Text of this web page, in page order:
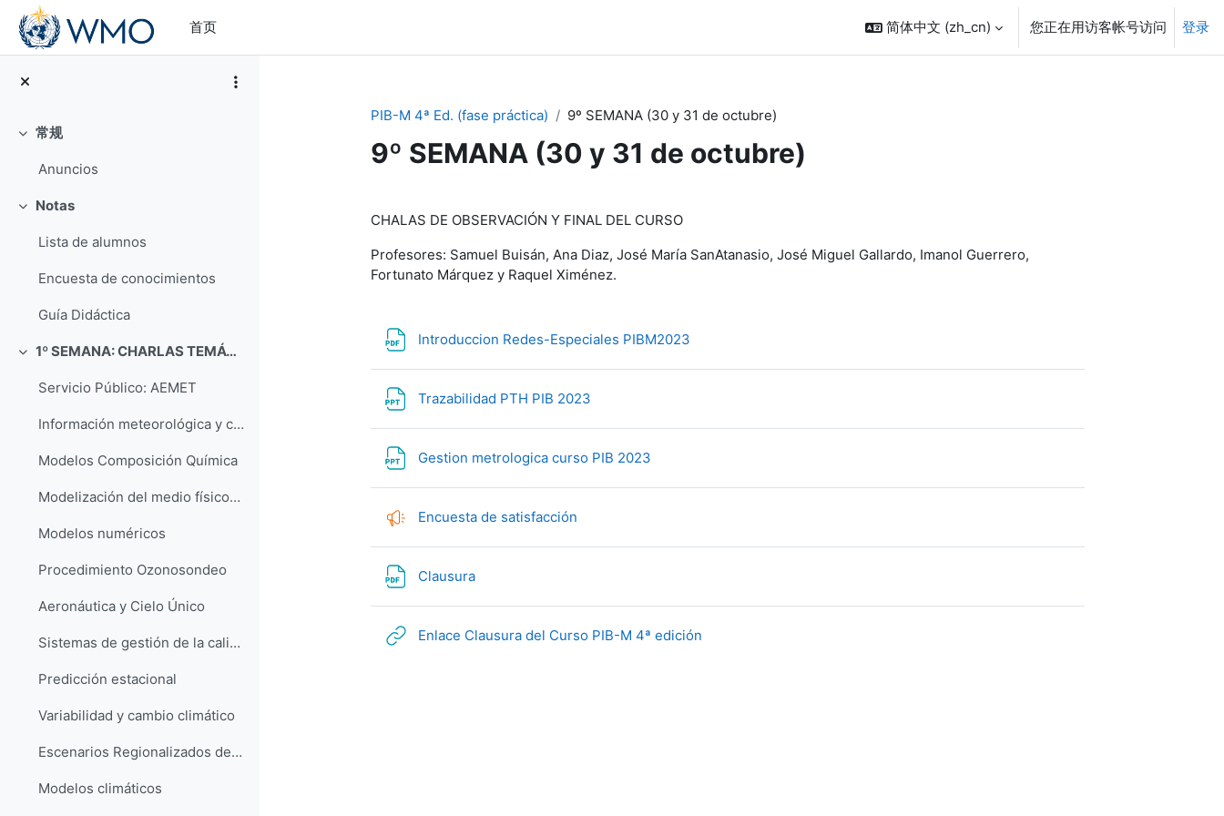
跳到主要内容
首页
简体中文 ‎(zh_cn)‎ 您正在用访客帐号访问 登录
折叠常规
Anuncios
折叠Notas
Lista de alumnos
Encuesta de conocimientos
Guía Didáctica
折叠 1º SEMANA: CHARLAS TEMÁTICAS (Del 4 al 8 de septiembre)
Servicio Público: AEMET
Información meteorológica y climatológica
Modelos Composición Química
Modelización del medio físico-marino
Modelos numéricos
Procedimiento Ozonosondeo
Aeronáutica y Cielo Único
Sistemas de gestión de la calidad ISO 9001
Predicción estacional
Variabilidad y cambio climático
Escenarios Regionalizados de Cambio Climático
Modelos climáticos
PIB-M 4ª Ed. (fase práctica) 9º SEMANA (30 y 31 de octubre)
9º SEMANA (30 y 31 de octubre)
章节大纲
CHALAS DE OBSERVACIÓN Y FINAL DEL CURSO
Profesores: Samuel Buisán, Ana Diaz, José María SanAtanasio, José Miguel Gallardo, Imanol Guerrero,
Fortunato Márquez y Raquel Ximénez.
Introduccion Redes-Especiales PIBM2023
Trazabilidad PTH PIB 2023
Gestion metrologica curso PIB 2023
Encuesta de satisfacción反馈
Clausura
Enlace Clausura del Curso PIB-M 4ª edición网页地址